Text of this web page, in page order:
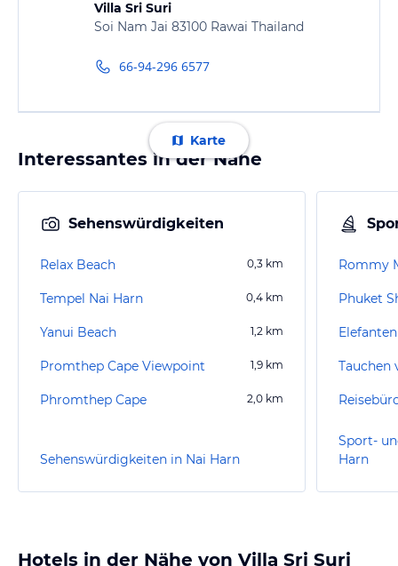
Villa Sri Suri
Soi Nam Jai 83100 Rawai Thailand
66-94-296 6577
Karte
Interessantes in der Nähe
Sehenswürdigkeiten
Relax Beach 0,3 km
Tempel Nai Harn 0,4 km
Yanui Beach 1,2 km
Promthep Cape Viewpoint 1,9 km
Phromthep Cape 2,0 km
Sehenswürdigkeiten in Nai Harn
Rommy
Phuket
Tauchen
Sport-
Harn
Hotels in der Nähe von Villa Sri Suri